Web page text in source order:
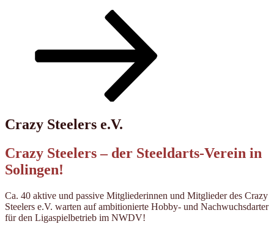
Crazy Steelers e.V.
Crazy Steelers – der Steeldarts-Verein in
Solingen!
Ca. 40 aktive und passive Mitgliederinnen und Mitglieder des Crazy
Steelers e.V. warten auf ambitionierte Hobby- und Nachwuchsdarter
für den Ligaspielbetrieb im NWDV!